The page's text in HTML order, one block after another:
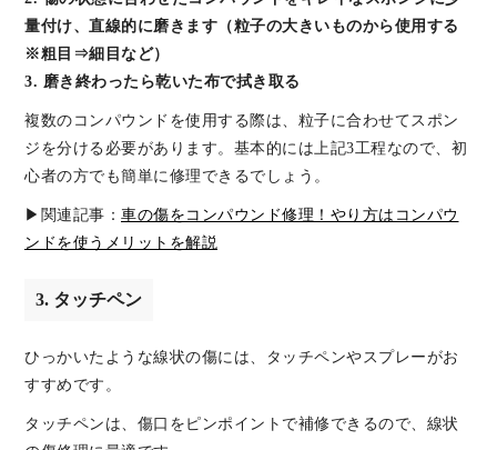
量付け、直線的に磨きます（粒子の大きいものから使用する
※粗目⇒細目など）
3. 磨き終わったら乾いた布で拭き取る
複数のコンパウンドを使用する際は、粒子に合わせてスポン
ジを分ける必要があります。基本的には上記3工程なので、初
心者の方でも簡単に修理できるでしょう。
▶関連記事： 車の傷をコンパウンド修理！やり方はコンパウ
ンドを使うメリットを解説
3. タッチペン
ひっかいたような線状の傷には、タッチペンやスプレーがお
すすめです。
タッチペンは、傷口をピンポイントで補修できるので、線状